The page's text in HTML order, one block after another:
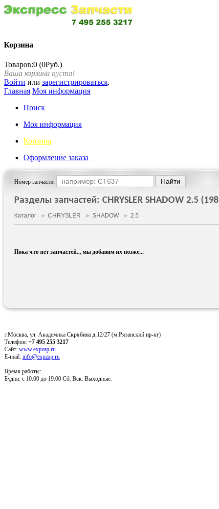
Корзина
Товаров:0 (0Руб.)
Ваша корзина пуста!
Войти или зарегистрироваться.
Главная Моя информация
Поиск
Моя информация
Корзина
Оформление заказа
Номер запчасти:
Разделы запчастей: CHRYSLER SHADOW 2.5
Каталог ► CHRYSLER ► SHADOW ► 2.5
Пока что нет запчастей.., мы добавим их позже...
г.Москва, ул. Академика Скрябина д.12/27 (м.Рязанский пр-кт)
Телефон: +7 495 255 3217
Сайт: www.expzap.ru
E-mail: info@expzap.ru
Время работы:
Будни: c 10:00 до 19:00 Сб, Вск: Выходные.